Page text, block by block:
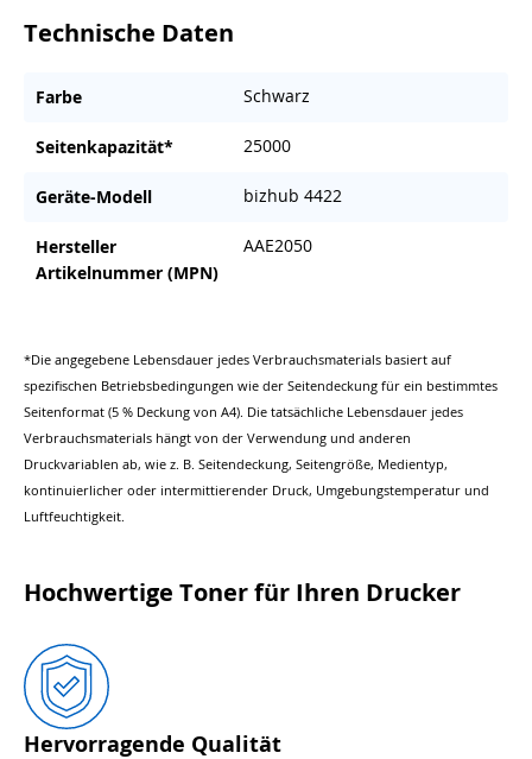
Technische Daten
Farbe Schwarz
Seitenkapazität* 25000
Geräte-Modell bizhub 4422
Hersteller
Artikelnummer (MPN)
AAE2050
*Die angegebene Lebensdauer jedes Verbrauchsmaterials basiert auf
spezifischen Betriebsbedingungen wie der Seitendeckung für ein bestimmtes
Seitenformat (5 % Deckung von A4). Die tatsächliche Lebensdauer jedes
Verbrauchsmaterials hängt von der Verwendung und anderen
Druckvariablen ab, wie z. B. Seitendeckung, Seitengröße, Medientyp,
kontinuierlicher oder intermittierender Druck, Umgebungstemperatur und
Luftfeuchtigkeit.
Hochwertige Toner für Ihren Drucker
Hervorragende Qualität